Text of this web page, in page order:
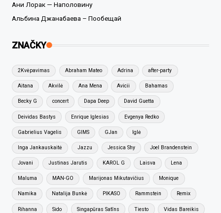
Ани Лорак — Наполовину
Альбина Джанабаева – Пообещай
ZNAČKY
2Kvėpavimas Abraham Mateo Adrina after-party
Aitana Akvilė Ana Mena Avicii Bahamas
Becky G concert Dapa Deep David Guetta
Deividas Bastys Enrique Iglesias Evgenya Redko
Gabrielius Vagelis GIMS GJan Iglė
Inga Jankauskaitė Jazzu Jessica Shy Joel Brandenstein
Jovani Justinas Jarutis KAROL G Laisva Lena
Maluma MAN-GO Marijonas Mikutavičius Monique
Namika Natalija Bunkė PIKASO Rammstein Remix
Rihanna Sido Singapūras Satīns Tiesto Vidas Bareikis